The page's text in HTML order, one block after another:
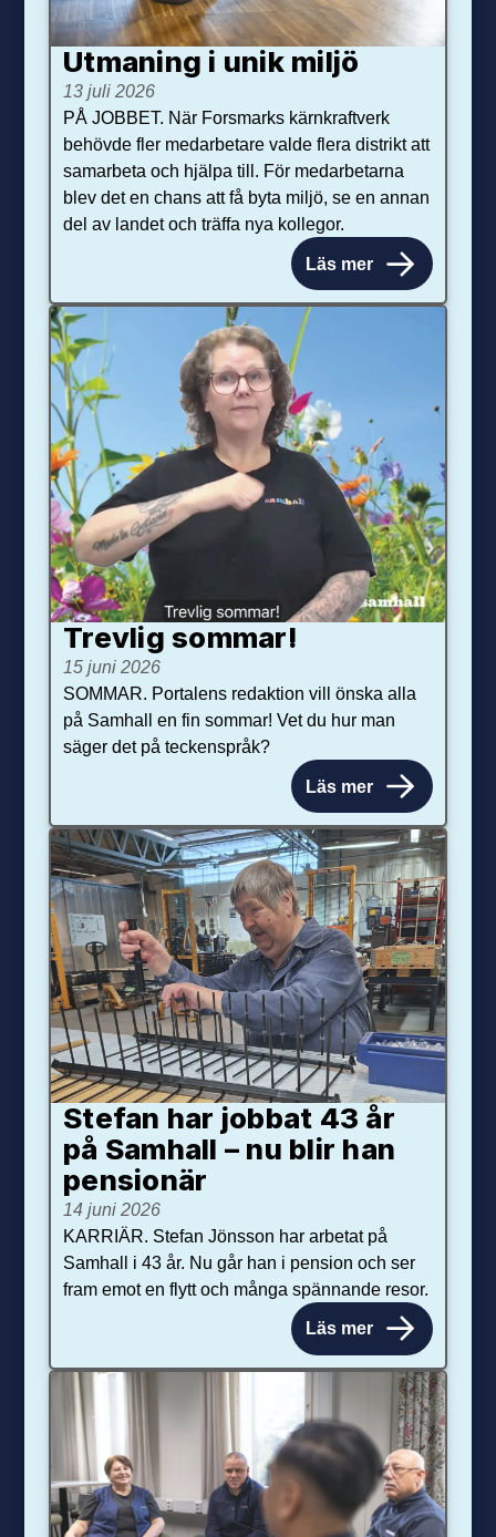
Utmaning i unik miljö
13 juli 2026
PÅ JOBBET. När Forsmarks kärnkraftverk
behövde fler medarbetare valde flera distrikt att
samarbeta och hjälpa till. För medarbetarna
blev det en chans att få byta miljö, se en annan
del av landet och träffa nya kollegor.
Läs mer
Trevlig sommar!
15 juni 2026
SOMMAR. Portalens redaktion vill önska alla
på Samhall en fin sommar! Vet du hur man
säger det på teckenspråk?
Läs mer
Stefan har jobbat 43 år
på Samhall – nu blir han
pensionär
14 juni 2026
KARRIÄR. Stefan Jönsson har arbetat på
Samhall i 43 år. Nu går han i pension och ser
fram emot en flytt och många spännande resor.
Läs mer